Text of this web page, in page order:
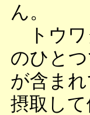
ん。
トウワ
のひと
が含ま
摂取し